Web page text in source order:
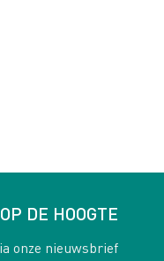
DE HOOGTE
nieuwsbrief